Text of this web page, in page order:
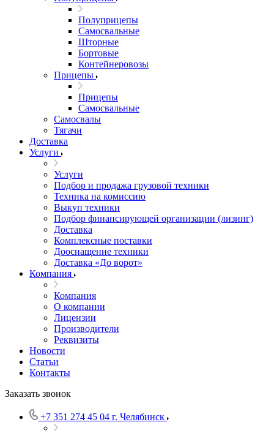
Полуприцепы
Самосвальные
Шторные
Бортовые
Контейнеровозы
Прицепы
Прицепы
Самосвальные
Самосвалы
Тягачи
Доставка
Услуги
Услуги
Подбор и продажа грузовой техники
Техника на комиссию
Выкуп техники
Подбор финансирующей организации (лизинг)
Доставка
Комплексные поставки
Дооснащение техники
Доставка «До ворот»
Компания
Компания
О компании
Лицензии
Производители
Реквизиты
Новости
Статьи
Контакты
Заказать звонок
+7 351 274 45 04 г. Челябинск